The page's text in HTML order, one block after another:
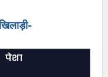
पेशा